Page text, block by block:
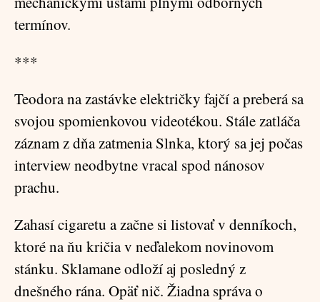
termínov.
***
Teodora na zastávke električky fajčí a preberá sa
svojou spomienkovou videotékou. Stále zatláča
záznam z dňa zatmenia Slnka, ktorý sa jej počas
interview neodbytne vracal spod nánosov
prachu.
Zahasí cigaretu a začne si listovať v denníkoch,
ktoré na ňu kričia v neďalekom novinovom
stánku. Sklamane odloží aj posledný z
dnešného rána. Opäť nič. Žiadna správa o